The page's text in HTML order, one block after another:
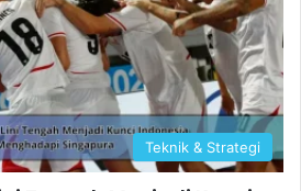
Teknik & Strategi